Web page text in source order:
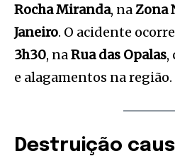
Rocha Miranda, naZona
Janeiro. O acidente
3h30, naRua das Opalas,
e alagamentos na região.
Destruição